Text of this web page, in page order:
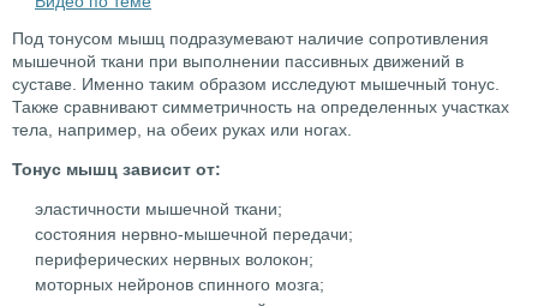
Под тонусом мышц подразумевают наличие сопротивления
мышечной ткани при выполнении пассивных движений в
суставе. Именно таким образом исследуют мышечный тонус.
Также сравнивают симметричность на определенных участках
тела, например, на обеих руках или ногах.
Тонус мышц зависит от:
эластичности мышечной ткани;
состояния нервно-мышечной передачи;
периферических нервных волокон;
моторных нейронов спинного мозга;